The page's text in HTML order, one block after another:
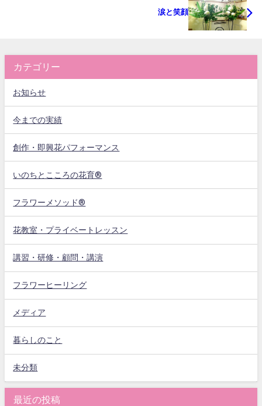
涙と笑顔
カテゴリー
お知らせ
今までの実績
創作・即興花パフォーマンス
いのちとこころの花育®
フラワーメソッド®
花教室・プライベートレッスン
講習・研修・顧問・講演
フラワーヒーリング
メディア
暮らしのこと
未分類
最近の投稿